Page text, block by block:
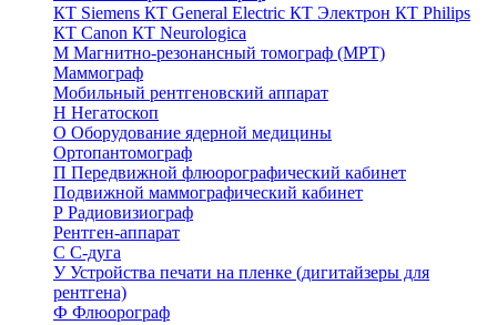
КТ Siemens КТ General Electric КТ Электрон КТ Philips
КТ Canon КТ Neurologica
М Магнитно-резонансный томограф (МРТ)
Маммограф
Мобильный рентгеновский аппарат
Н Негатоскоп
О Оборудование ядерной медицины
Ортопантомограф
П Передвижной флюорографический кабинет
Подвижной маммографический кабинет
Р Радиовизиограф
Рентген-аппарат
С С-дуга
УУстройства печати на пленке (дигитайзеры для
рентгена)
Ф Флюорограф